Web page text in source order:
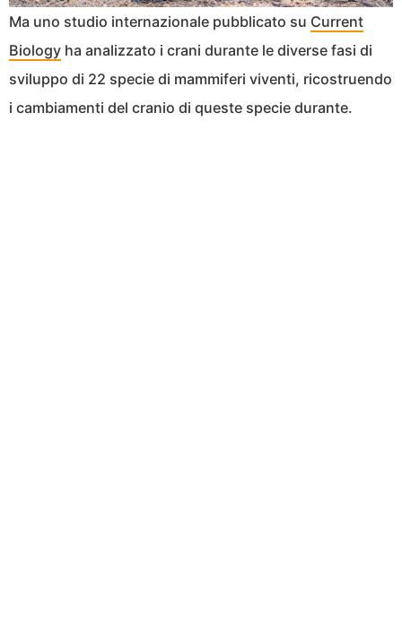
Ma uno studio internazionale pubblicato su Current
Biology ha analizzato i crani durante le diverse fasi di
sviluppo di 22 specie di mammiferi viventi, ricostruendo
i cambiamenti del cranio di queste specie durante.